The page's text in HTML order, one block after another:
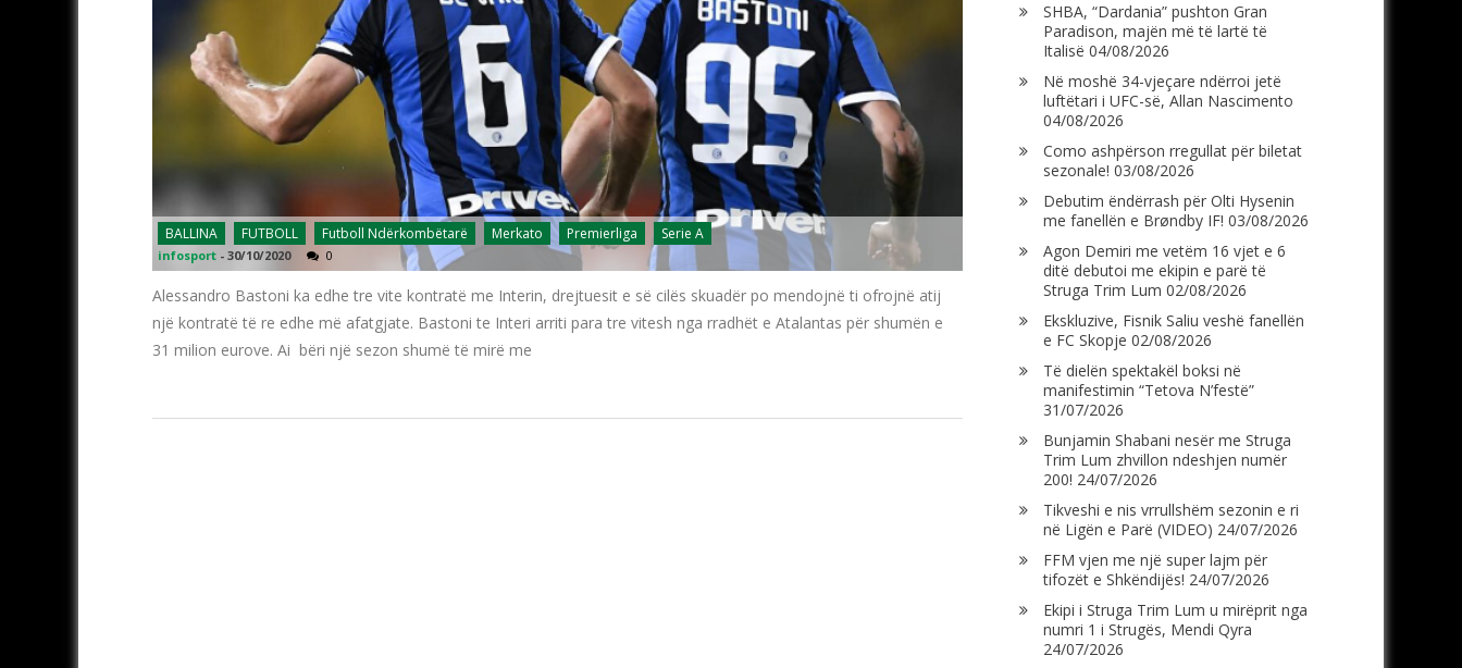
BALLINA FUTBOLL Futboll Ndërkombëtarë Merkato Premierliga Serie A
infosport - 30/10/2020 0
Alessandro Bastoni ka edhe tre vite kontratë me Interin, drejtuesit e së cilës skuadër po mendojnë ti ofrojnë atij
një kontratë të re edhe më afatgjate. Bastoni te Interi arriti para tre vitesh nga rradhët e Atalantas për shumën e
31 milion eurove. Ai bëri një sezon shumë të mirë me
SHBA, “Dardania” pushton Gran
Paradison, majën më të lartë të
Italisë 04/08/2026
Në moshë 34-vjeçare ndërroi jetë
luftëtari i UFC-së, Allan Nascimento
04/08/2026
Como ashpërson rregullat për biletat
sezonale! 03/08/2026
Debutim ëndërrash për Olti Hysenin
me fanellën e Brøndby IF! 03/08/2026
Agon Demiri me vetëm 16 vjet e 6
ditë debutoi me ekipin e parë të
Struga Trim Lum 02/08/2026
Ekskluzive, Fisnik Saliu veshë fanellën
e FC Skopje 02/08/2026
Të dielën spektakël boksi në
manifestimin “Tetova N’festë”
31/07/2026
Bunjamin Shabani nesër me Struga
Trim Lum zhvillon ndeshjen numër
200! 24/07/2026
Tikveshi e nis vrrullshëm sezonin e ri
në Ligën e Parë (VIDEO) 24/07/2026
FFM vjen me një super lajm për
tifozët e Shkëndijës! 24/07/2026
Ekipi i Struga Trim Lum u mirëprit nga
numri 1 i Strugës, Mendi Qyra
24/07/2026